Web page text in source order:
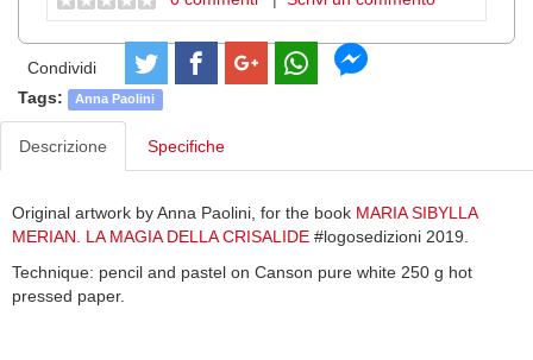
Condividi
Tags:
Anna Paolini
Descrizione Specifiche
Original artwork by Anna Paolini, for the book MARIA SIBYLLA
MERIAN. LA MAGIA DELLA CRISALIDE #logosedizioni 2019.
Technique: pencil and pastel on Canson pure white 250 g hot
pressed paper.